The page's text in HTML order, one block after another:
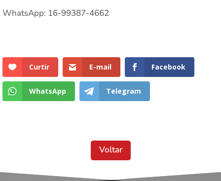
WhatsApp: 16-99387-4662
Curtir E-mail Facebook
WhatsApp Telegram
Voltar